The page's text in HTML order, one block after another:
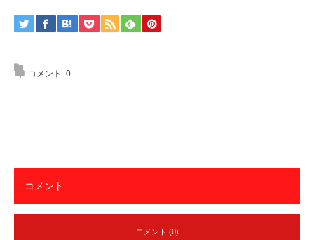
コメント: 0
コメント
コメント (0)